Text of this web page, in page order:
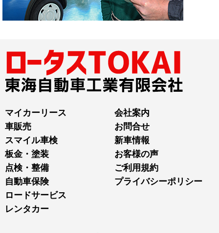
マイカーリース
車販売
スマイル車検
板金・塗装
点検・整備
自動車保険
ロードサービス
レンタカー
会社案内
お問合せ
新車情報
お客様の声
ご利用規約
プライバシーポリシー